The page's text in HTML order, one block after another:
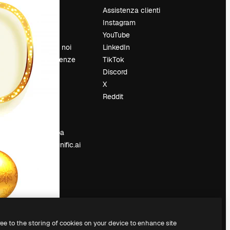
Chi siamo
Recensioni
Lavora con noi
Cerca tendenze
Blog
Eventi
Slidesgo
Sala stampa
Cerchi magnific.ai
Assistenza clienti
Instagram
YouTube
LinkedIn
TikTok
Discord
X
Reddit
to the storing of cookies on your device to enhance site